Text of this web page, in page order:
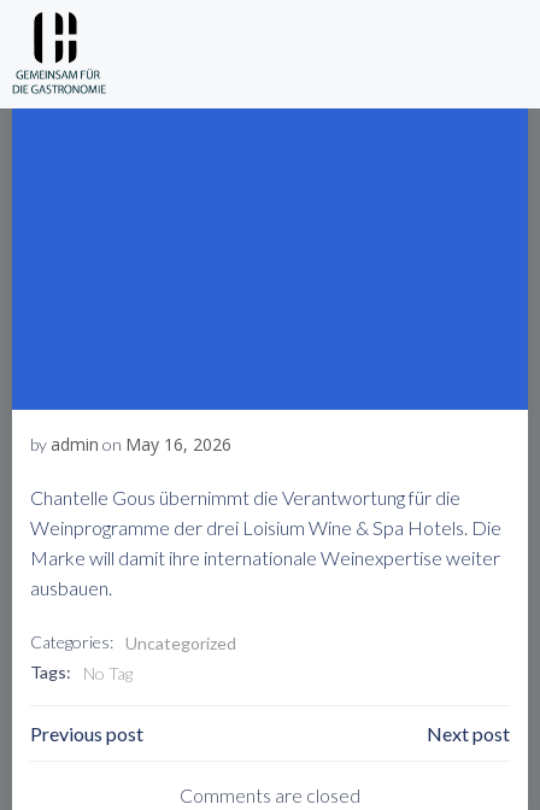
by admin on May 16, 2026
Chantelle Gous übernimmt die Verantwortung für die
Weinprogramme der drei Loisium Wine & Spa Hotels. Die
Marke will damit ihre internationale Weinexpertise weiter
ausbauen.
Categories: Uncategorized
Tags:
No Tag
Post
Navigation
Previous post
Navigation
Next post
Comments are closed